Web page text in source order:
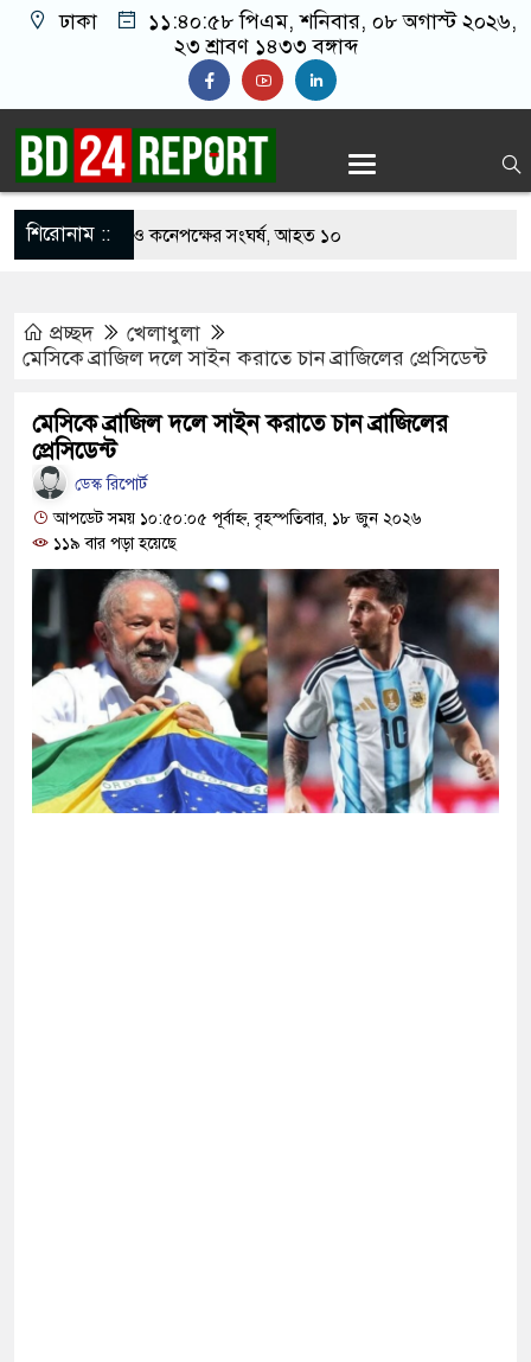
ঢাকা ১১:৪০:৫৯ পিএম, শনিবার, ০৮ অগাস্ট ২০২৬,
২৩ শ্রাবণ ১৪৩৩ বঙ্গাব্দ
শিরোনাম ::
নিয়ে বর ও কনেপক্ষের সংঘর্ষ, আহত ১০
শঙ্কায় দেশজুড়ে পুলিশের সতর্কতা জারি
যুবদল সভাপতি আটক, ভিডিও ভাইরাল
দায়ী থাকবে জামায়াত-এনসিপি: রাশেদ খাঁন
দিলেন জামায়াত বহিষ্কাকৃত গাজী নজরুলের ১২
দায়ী থাকবে জামায়াত-এনসিপি: রাশেদ খাঁন
হারিয়েছে বর্তমান সরকার: নাহিদ ইসলাম
করতে ন্যাটোভুক্ত দেশে হামলা চালাতে পারে রাশিয়া
প্রচ্ছদ
খেলাধুলা
মেসিকে ব্রাজিল দলে সাইন করাতে চান ব্রাজিলের প্রেসিডেন্ট
মেসিকে ব্রাজিল দলে সাইন করাতে চান ব্রাজিলের
প্রেসিডেন্ট
ডেস্ক রিপোর্ট
আপডেট সময় ১০:৫০:০৫ পূর্বাহ্ন, বৃহস্পতিবার, ১৮ জুন ২০২৬
১১৯ বার পড়া হয়েছে